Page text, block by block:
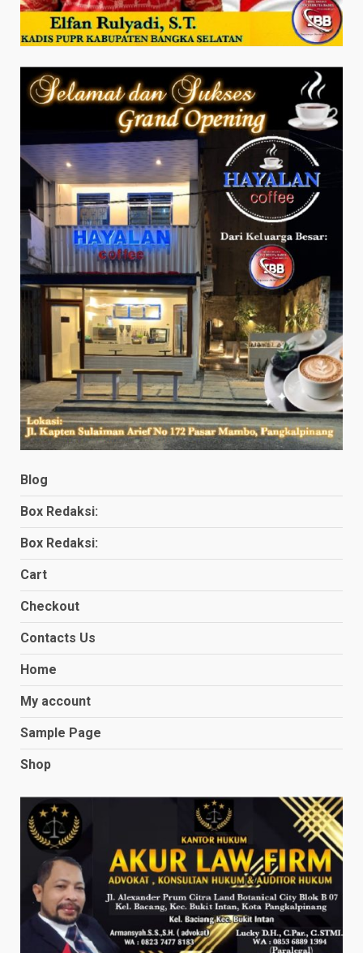
Blog
Box Redaksi:
Box Redaksi:
Cart
Checkout
Contacts Us
Home
My account
Sample Page
Shop